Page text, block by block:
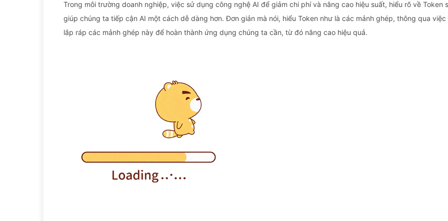
Trong môi trường doanh nghiệp, việc sử dụng công nghệ AI để giảm chi phí và nâng cao hiệu suất, hiểu rõ về Token
giúp chúng ta tiếp cận AI một cách dễ dàng hơn. Đơn giản mà nói, hiểu Token như là các mảnh ghép, thông qua việc
lắp ráp các mảnh ghép này để hoàn thành ứng dụng chúng ta cần, từ đó nâng cao hiệu quả.